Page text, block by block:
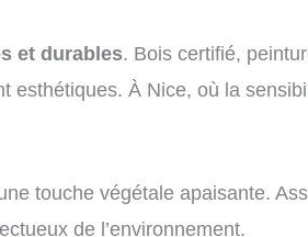
et durables. Bois certifié,
À Nice, où la
touche végétale apaisante.
de l’environnement.